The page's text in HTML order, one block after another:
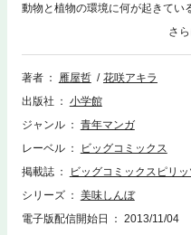
動物と植物の環境に何が起きて
伝子組換え作物、農薬の問題に
食と環境問題（ハチの巣、ハチの
豚内臓の塩焼き各種、牛乳各種、
すき焼き、イノシシ南蛮そば、果
著者 雁屋哲
花咲アキラ
出版社
小学館
ジャンル
青年マンガ
レーベル
ビッグコミックス
掲載誌
ビッグコミックスピリッ
シリーズ
美味しんぼ
電子版配信開始日
2013/11/04